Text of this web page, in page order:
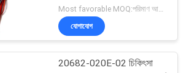
26
ডিএফ 19-30s বিচ্ছিন্ন তারের
এলভিডিএস কেবল
Most favorable MOQ:পরিমাণ আলোচনাযোগ্য হতে পারে ((শুধুমাত্র কোম্পানি, ব্যক্তিগত ব্যবহারের পরিবর্তে)
যোগাযোগ
20682-020E-02 চিকিৎসা